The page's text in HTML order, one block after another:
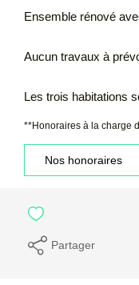
Ensemble rénové
Aucun travaux à
Les trois habitations
**Honoraires à la charge
Nos honoraires
Partager